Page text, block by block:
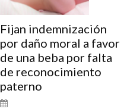
Fijan indemnización
por daño moral a favor
de una beba por falta
de reconocimiento
paterno